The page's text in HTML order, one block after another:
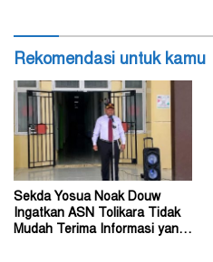
Rekomendasi untuk kamu
Sekda Yosua Noak Douw
Ingatkan ASN Tolikara Tidak
Mudah Terima Informasi yang